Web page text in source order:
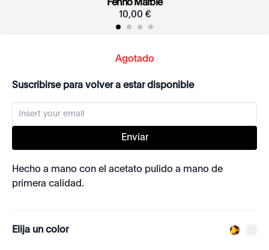
Fenno Marble
10,00 €
Agotado
Suscribirse para volver a estar disponible
Enviar
Hecho a mano con el acetato pulido a mano de
primera calidad.
Elija un color